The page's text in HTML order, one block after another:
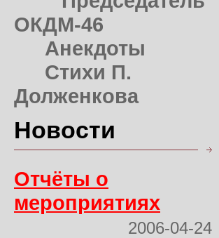
ОКДМ-46
Анекдоты
Стихи П.
Долженкова
Новости
Отчёты о
мероприятиях
2006-04-24